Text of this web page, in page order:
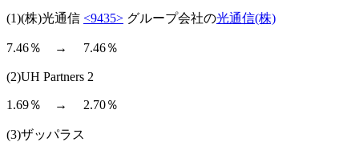
(1)(株)光通信 <9435> グループ会社の光通信(株)
7.46％ → 7.46％
(2)UH Partners 2
1.69％ → 2.70％
(3)ザッパラス